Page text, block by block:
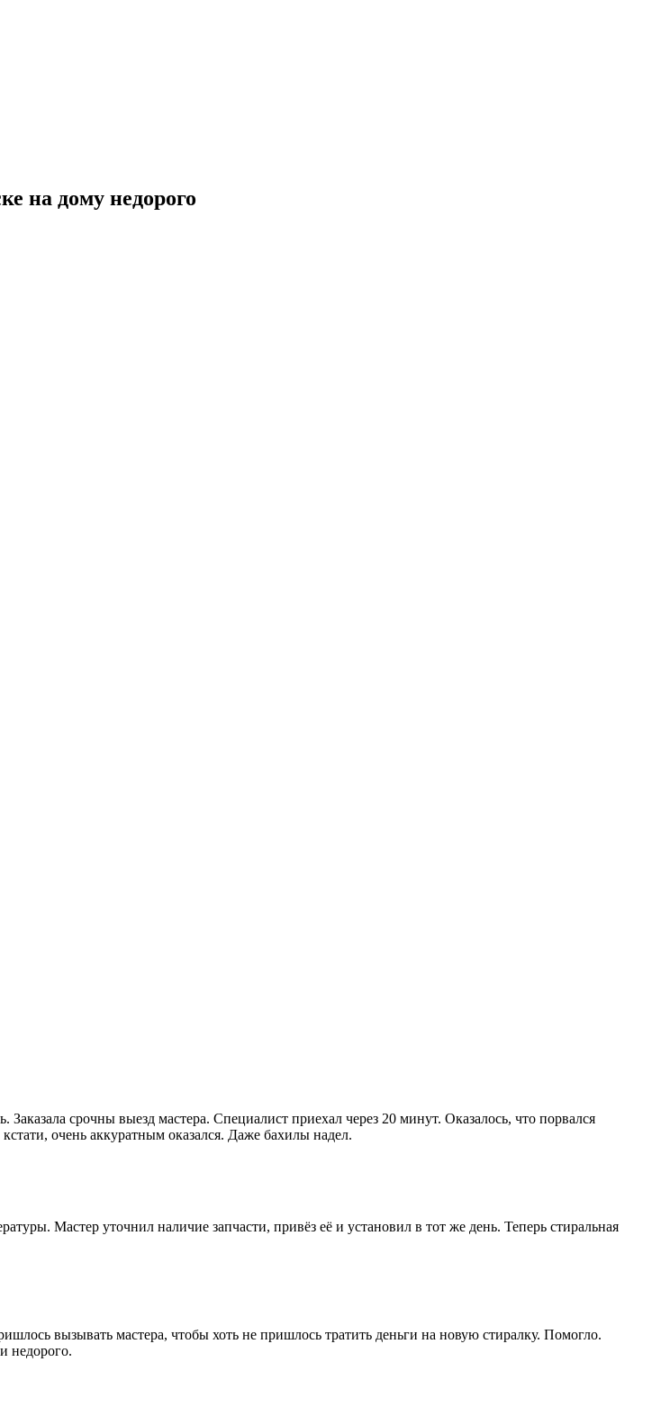
на дому недорого
срочны выезд мастера. Специалист приехал через 20 минут. Оказалось, что порвался
очень аккуратным оказался. Даже бахилы надел.
Мастер уточнил наличие запчасти, привёз её и установил в тот же день. Теперь стиральная
вызывать мастера, чтобы хоть не пришлось тратить деньги на новую стиралку. Помогло.
недорого.